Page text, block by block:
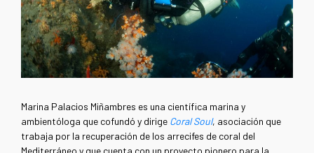
Marina Palacios Miñambres es una científica marina y
ambientóloga que cofundó y dirige Coral Soul, asociación que
trabaja por la recuperación de los arrecifes de coral del
Mediterráneo y que cuenta con un proyecto pionero para la